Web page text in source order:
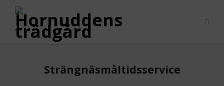
Strängnäsmåltidsservice